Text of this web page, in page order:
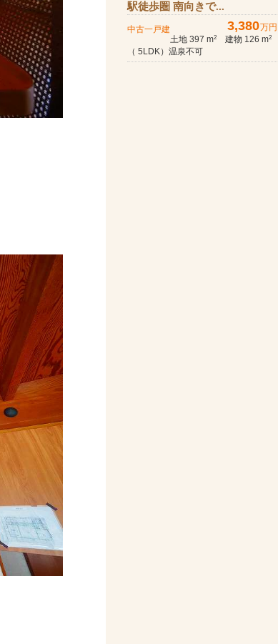
駅徒歩圏 南向きで...
中古一戸建 3,380万円
土地 397 m2 建物 126 m2
（ 5LDK）温泉不可